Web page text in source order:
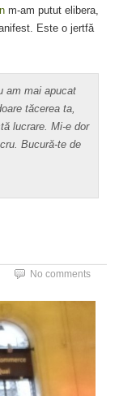
m-am putut elibera,
Este o jertfă
am mai apucat
tăcerea ta,
lucrare. Mi-e dor
Bucură-te de
No comments